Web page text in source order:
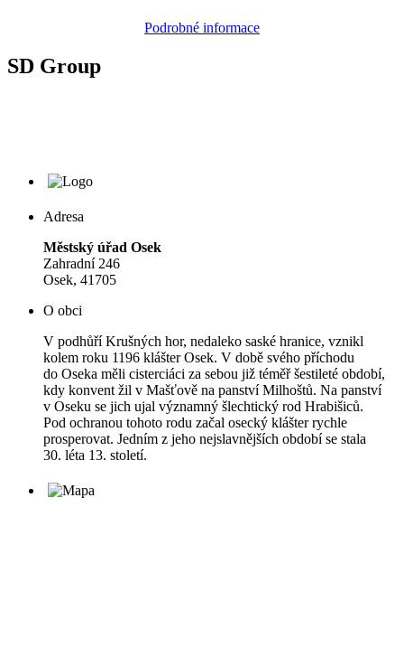
Podrobné informace
SD Group
Adresa
Městský úřad Osek
Zahradní 246
Osek, 41705
O obci
V podhůří Krušných hor, nedaleko saské hranice, vznikl
kolem roku 1196 klášter Osek. V době svého příchodu
do Oseka měli cisterciáci za sebou již téměř šestileté období,
kdy konvent žil v Mašťově na panství Milhoštů. Na panství
v Oseku se jich ujal významný šlechtický rod Hrabišiců.
Pod ochranou tohoto rodu začal osecký klášter rychle
prosperovat. Jedním z jeho nejslavnějších období se stala
30. léta 13. století.